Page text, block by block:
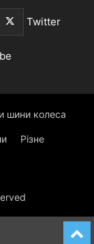
Twitter
шини колеса
Різне